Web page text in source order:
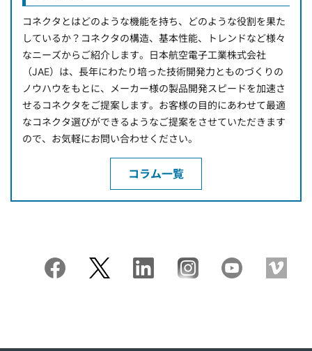
コネクタとはどのような機能を持ち、どのような役割を果た
しているか？コネクタの構造、基本性能、トレンドなど様々
なニーズからご紹介します。日本航空電子工業株式会社
（JAE）は、長年にわたり培った技術開発力とものづくりの
ノウハウをもとに、メーカー様の製品開発スピードを加速さ
せるコネクタをご提案します。お客様の目的にあわせて最適
なコネクタ選びができるようなご提案をさせていただきます
ので、お気軽にお問い合わせください。
コラム一覧